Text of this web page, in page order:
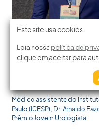
DR. ARNALDO
Médico assistente do
Paulo (ICESP), Dr. Arnaldo
Prêmio Jovem Urologista
Este site usa cookies
Leia nossa política de
clique em aceitar para